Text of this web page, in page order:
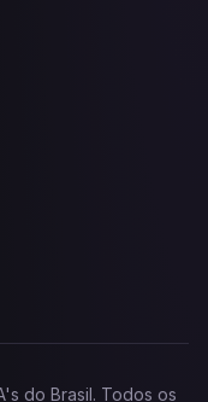
do Brasil. Todos os